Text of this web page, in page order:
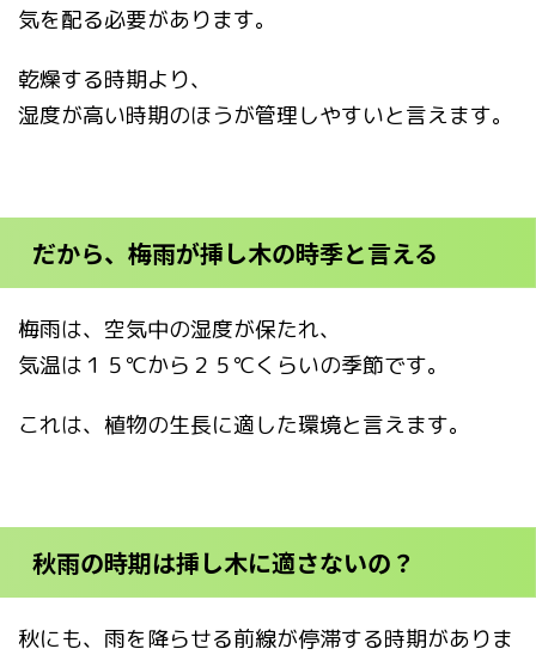
気を配る必要があります。
乾燥する時期より、
湿度が高い時期のほうが管理しやすいと言えます。
だから、梅雨が挿し木の時季と言える
梅雨は、空気中の湿度が保たれ、
気温は１５℃から２５℃くらいの季節です。
これは、植物の生長に適した環境と言えます。
秋雨の時期は挿し木に適さないの？
秋にも、雨を降らせる前線が停滞する時期がありま